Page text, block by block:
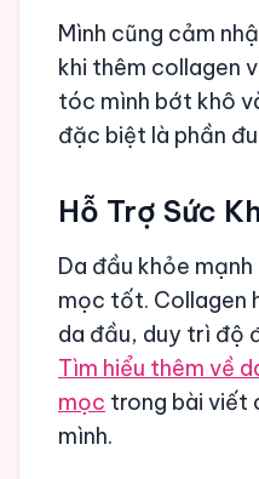
Mình cũng cảm
khi thêm collagen
tóc mình bớt khô
đặc biệt là phần
Hỗ Trợ Sức
Da đầu khỏe
mọc tốt. Collagen
da đầu, duy trì độ
Tìm hiểu thêm về
mọc trong bài viết
mình.